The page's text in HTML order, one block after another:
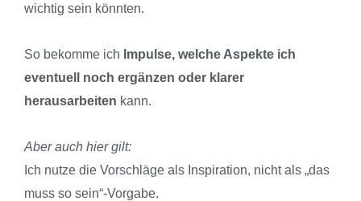
wichtig sein könnten.
So bekomme ich Impulse, welche Aspekte ich
eventuell noch ergänzen oder klarer
herausarbeiten kann.
Aber auch hier gilt:
Ich nutze die Vorschläge als Inspiration, nicht als „das
muss so sein“-Vorgabe.